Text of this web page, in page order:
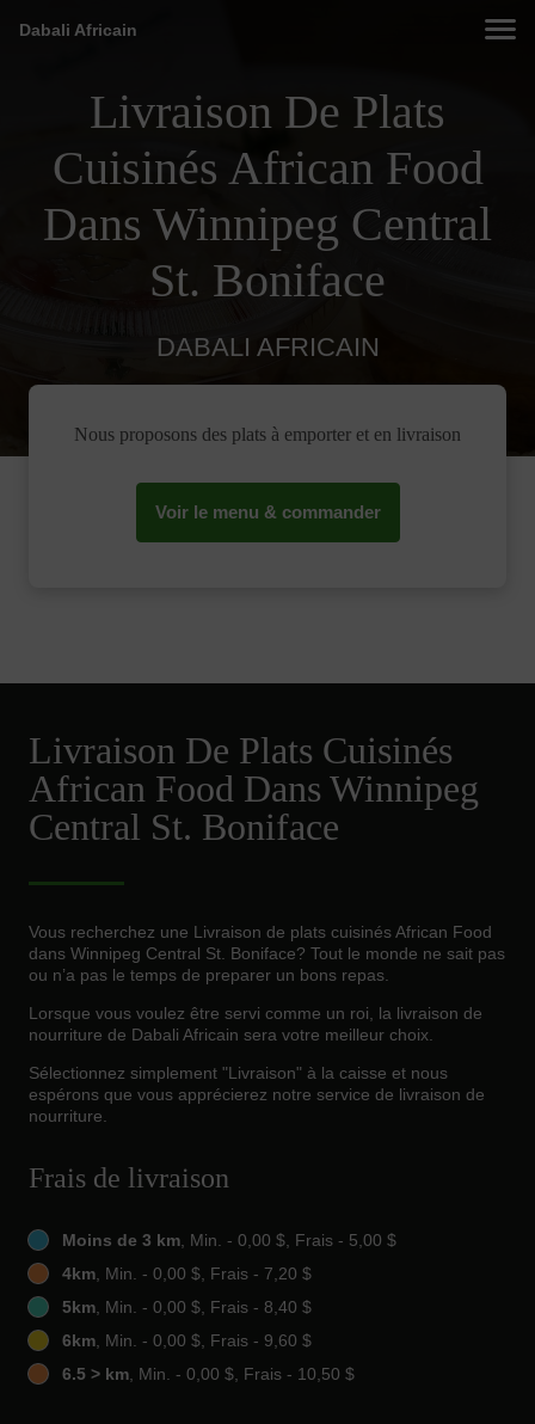
Dabali Africain
Livraison De Plats
Cuisinés African Food
Dans Winnipeg Central
St. Boniface
DABALI AFRICAIN
Nous proposons des plats à emporter et en livraison
Voir le menu & commander
Livraison De Plats Cuisinés
African Food Dans Winnipeg
Central St. Boniface
Vous recherchez une Livraison de plats cuisinés African Food
dans Winnipeg Central St. Boniface? Tout le monde ne sait pas
ou n’a pas le temps de preparer un bons repas.
Lorsque vous voulez être servi comme un roi, la livraison de
nourriture de Dabali Africain sera votre meilleur choix.
Sélectionnez simplement "Livraison" à la caisse et nous
espérons que vous apprécierez notre service de livraison de
nourriture.
Frais de livraison
Moins de 3 km, Min. - 0,00 $, Frais - 5,00 $
4km, Min. - 0,00 $, Frais - 7,20 $
5km, Min. - 0,00 $, Frais - 8,40 $
6km, Min. - 0,00 $, Frais - 9,60 $
6.5 > km, Min. - 0,00 $, Frais - 10,50 $